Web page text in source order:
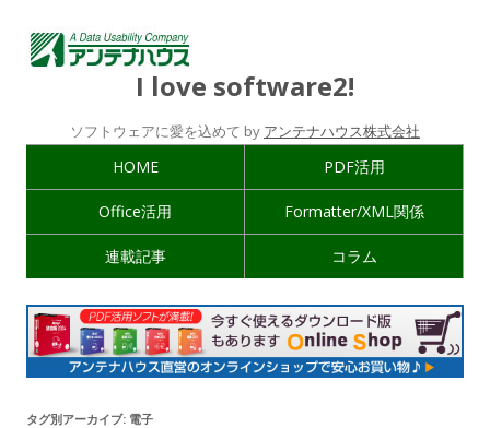
I love software2!
ソフトウェアに愛を込めて by アンテナハウス株式会社
HOME PDF活用
Office活用 Formatter/XML関係
連載記事 コラム
タグ別アーカイブ: 電子